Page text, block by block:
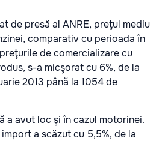
de presă al ANRE, preţul mediu
comparativ cu perioada în
de comercializare cu
s-a micşorat cu 6%, de la
2013 până la 1054 de
a avut loc şi în cazul motorinei.
a scăzut cu 5,5%, de la